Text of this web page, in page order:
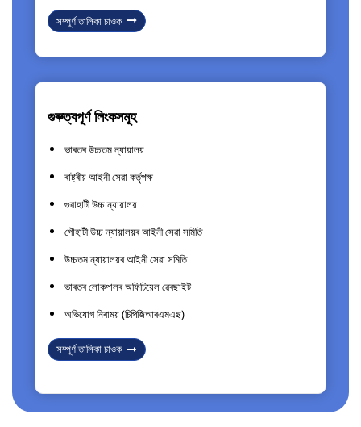
সম্পূৰ্ণ তালিকা চাওক
গুৰুত্বপূৰ্ণ লিংকসমূহ
ভাৰতৰ উচ্চতম ন্যায়ালয়
ৰাষ্ট্ৰীয় আইনী সেৱা কৰ্তৃপক্ষ
গুৱাহাটী উচ্চ ন্যায়ালয়
গৌহাটী উচ্চ ন্যায়ালয়ৰ আইনী সেৱা সমিতি
উচ্চতম ন্যায়ালয়ৰ আইনী সেৱা সমিতি
ভাৰতৰ লোকপালৰ অফিচিয়েল ৱেবছাইট
অভিযোগ নিৰাময় (চিপিজিআৰএমএছ)
সম্পূৰ্ণ তালিকা চাওক